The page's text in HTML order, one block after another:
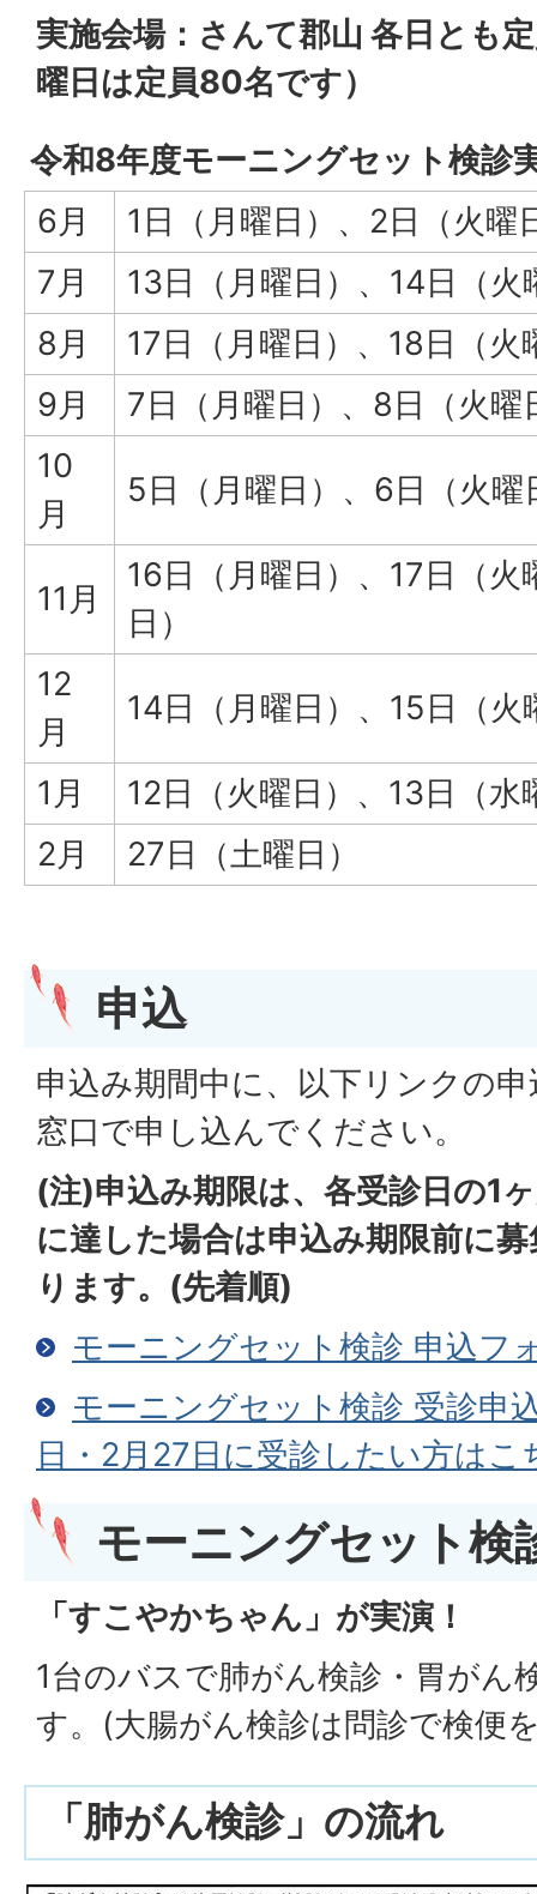
実施会場：さんて郡山 各日とも
曜日は定員80名です）
令和8年度モーニングセット検診
6月
1日（月曜日）、2日（火曜
7月
13日（月曜日）、14日（火
8月
17日（月曜日）、18日（火
9月
7日（月曜日）、8日（火曜
10
月
5日（月曜日）、6日（火
11月
16日（月曜日）、17日（火
日）
12
月
14日（月曜日）、15日（火
1月
12日（火曜日）、13日（水
2月
27日（土曜日）
申込
申込み期間中に、以下リンクの
窓口で申し込んでください。
(注)申込み期限は、各受診日の1
に達した場合は申込み期限前に
ります。(先着順)
モーニングセット検診 申込フ
モーニングセット検診 受診申
日・2月27日に受診したい方はこ
モーニングセット検
「すこやかちゃん」が実演！
1台のバスで肺がん検診・胃がん
す。(大腸がん検診は問診で検便
「肺がん検診」の流れ